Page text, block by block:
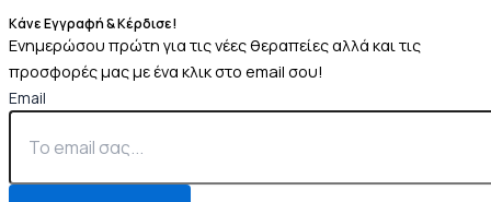
Κάνε Εγγραφή & Κέρδισε!
Ενημερώσου πρώτη για τις νέες θεραπείες αλλά και τις
προσφορές μας με ένα κλικ στο email σου!
Email